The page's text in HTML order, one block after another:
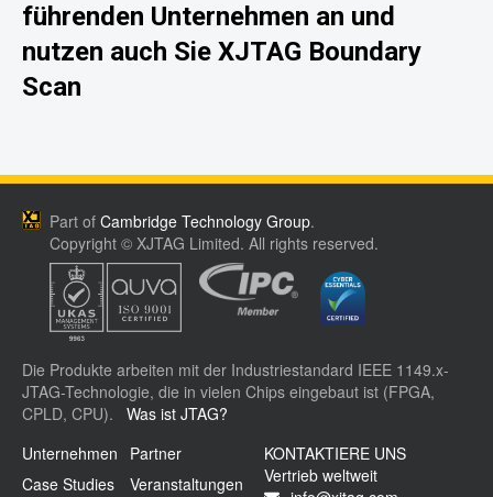
führenden Unternehmen an und
nutzen auch Sie XJTAG Boundary
Scan
Part ofCambridge Technology Group.
Copyright © XJTAG Limited. All rights reserved.
Die Produkte arbeiten mit der Industriestandard IEEE 1149.x-
JTAG-Technologie, die in vielen Chips eingebaut ist (FPGA,
CPLD, CPU). Was ist JTAG?
Unternehmen
Partner
Case Studies
Veranstaltungen
KONTAKTIERE UNS
Vertrieb weltweit